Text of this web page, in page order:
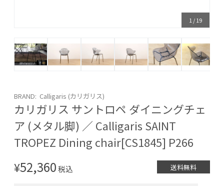
1 /19
BRAND: Calligaris (カリガリス)
カリガリス サントロペ ダイニングチェ
ア (メタル脚) ／ Calligaris SAINT
TROPEZ Dining chair[CS1845] P266
¥52,360税込 送料無料